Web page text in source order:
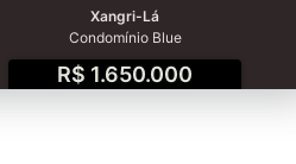
Xangri-Lá
Condomínio Blue
R$ 1.650.000